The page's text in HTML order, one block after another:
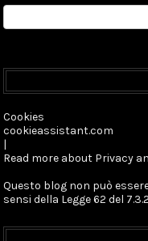
Cookies
cookieassistant.com
|
Read more about Privacy
Questo blog non può
sensi della Legge 62 del